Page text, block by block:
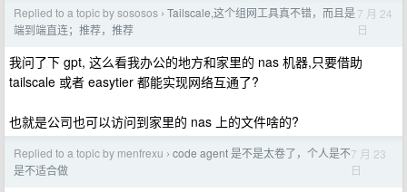
Replied to a topic by sososos › Tailscale,这个组网工具真不错，而且是
端到端直连；推荐，推荐
7 月 24
日
我问了下 gpt, 这么看我办公的地方和家里的 nas 机器,只要借助
tailscale 或者 easytier 都能实现网络互通了?
也就是公司也可以访问到家里的 nas 上的文件啥的?
Replied to a topic by menfrexu › code agent 是不是太卷了，个人是不
是不适合做
7 月 23
日